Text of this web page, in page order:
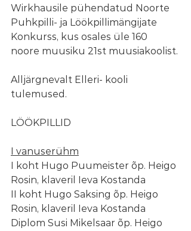
Wirkhausile pühendatud Noorte
Puhkpilli- ja Löökpillimängijate
Konkurss, kus osales üle 160
noore muusiku 21st muusiakoolist.
Alljärgnevalt Elleri- kooli
tulemused.
LÖÖKPILLID
I vanuserühm
I koht Hugo Puumeister õp. Heigo
Rosin, klaveril Ieva Kostanda
II koht Hugo Saksing õp. Heigo
Rosin, klaveril Ieva Kostanda
Diplom Susi Mikelsaar õp. Heigo